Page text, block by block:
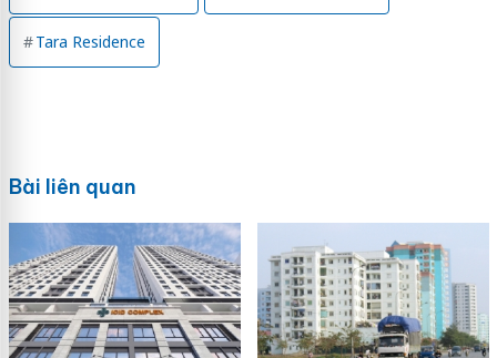
Tara Residence
Bài liên quan